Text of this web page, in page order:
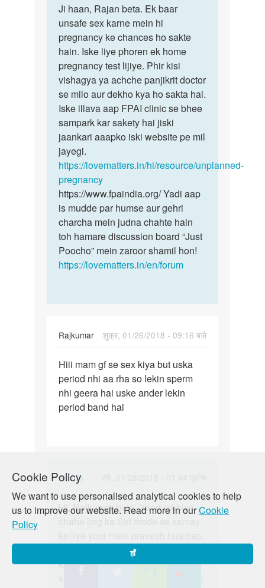
Cookie Policy
We want to use personalised analytical cookies to help
us to improve our website. Read more in ourCookie
Policy
हाँ
to
Sir
mai
ak
baar
kiya
hai
to…
by
Rajan
kumar
Ji
haan,
Rajan
beta.
Ek
baar…
Ji haan, Rajan beta. Ek baar
unsafe sex karne mein hi
pregnancy ke chances ho sakte
hain. Iske liye phoren ek home
pregnancy test lijiye. Phir kisi
vishagya ya achche panjikrit doctor
se milo aur dekho kya ho sakta hai.
Iske illava aap FPAI clinic se bhee
sampark kar sakety hai jiski
jaankari aaapko iski website pe mil
jayegi.
https://lovematters.in/hi/resource/unplanned-
pregnancy
https://www.fpaindia.org/ Yadi aap
is mudde par humse aur gehri
charcha mein judna chahte hain
toh hamare discussion board “Just
Poocho” mein zaroor shamil hon!
https://lovematters.in/en/forum
Rajkumar
शुक्र, 01/26/2018 - 09:16 बजे
Hiii
mam
gf
se
Hiii mam gf se sex kiya but uska
period nhi aa rha so lekin sperm
nhi geera hai uske ander lekin
period band hai
Auntyji
पर्मालिंक
reply
to
se
Hi, Rajkumar beta. Yaad rakhiye
bina condom ke wo unsafe hai
kyunki pregnant hone ke liye ek
shuranu bhi kaafi hota hai. Ab jaldi